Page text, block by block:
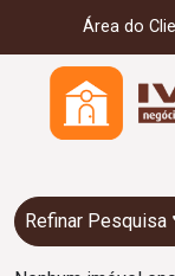
Área do
Refinar Pesquisa